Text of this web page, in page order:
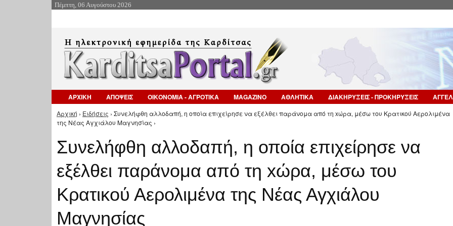
Πέμπτη, 06 Αυγούστου 2026
ΑΡΧΙΚΗ ΑΠΟΨΕΙΣ ΟΙΚΟΝΟΜΙΑ - ΑΓΡΟΤΙΚΑ MAGAZINO ΑΘΛΗΤΙΚΑ ΔΙΑΚΗΡΥΞΕΙΣ - ΠΡΟΚΗΡΥΞΕΙΣ
Είστε εδώ
Αρχική › Ειδήσεις › Συνελήφθη αλλοδαπή, η οποία επιχείρησε να εξέλθει παράνομα από τη xώρα, μέσω του Κρατικού Αερολιμένα
της Νέας Αγχιάλου Μαγνησίας ›
Συνελήφθη αλλοδαπή, η οποία επιχείρησε να
εξέλθει παράνομα από τη xώρα, μέσω του
Κρατικού Αερολιμένα της Νέας Αγχιάλου
Μαγνησίας